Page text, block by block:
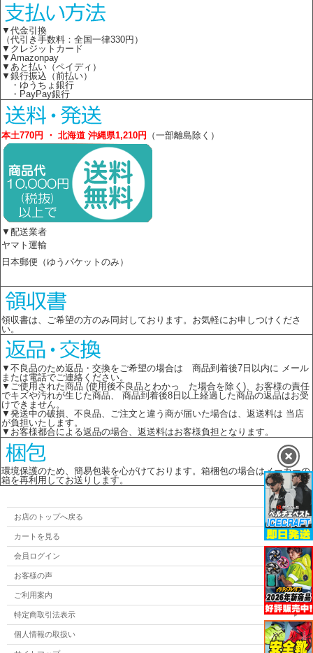
▼代金引換
（代引き手数料：全国一律330円）
▼クレジットカード
▼Amazonpay
▼あと払い（ペイディ）
▼銀行振込（前払い）
・ゆうちょ銀行
・PayPay銀行
本土770円 ・ 北海道 沖縄県1,210円 （一部離島除く）
▼配送業者
ヤマト運輸
日本郵便（ゆうパケットのみ）
領収書は、ご希望の方のみ同封しております。お気軽にお申しつけくださ
い。
▼不良品のため返品・交換をご希望の場合は 商品到着後7日以内に メール
または電話でご連絡ください。
▼ご使用された商品 (使用後不良品とわかっ た場合を除く)、お客様の責任
でキズや汚れが生じた商品、 商品到着後8日以上経過した商品の返品はお受
けできません。
▼発送中の破損、不良品、ご注文と違う商が届いた場合は、返送料は 当店
が負担いたします。
▼お客様都合による返品の場合、返送料はお客様負担となります。
環境保護のため、簡易包装を心がけております。箱梱包の場合はメーカーの
箱を再利用してお送りします。
お店のトップへ戻る
カートを見る
会員ログイン
お客様の声
ご利用案内
特定商取引法表示
個人情報の取扱い